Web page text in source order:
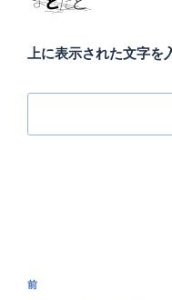
上に表示された文字を
投
過
前